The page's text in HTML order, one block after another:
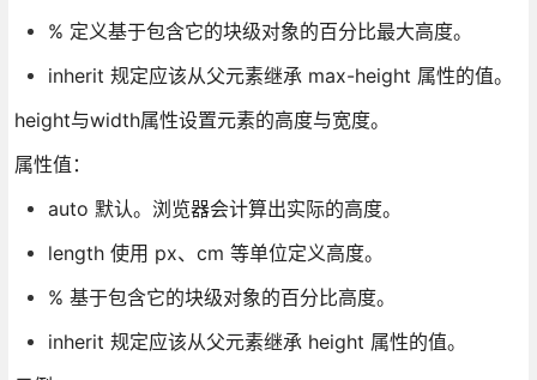
% 定义基于包含它的块级对象的百分比最大高度。
inherit 规定应该从父元素继承 max-height 属性的值。
height与width属性设置元素的高度与宽度。
属性值：
auto 默认。浏览器会计算出实际的高度。
length 使用 px、cm 等单位定义高度。
% 基于包含它的块级对象的百分比高度。
inherit 规定应该从父元素继承 height 属性的值。